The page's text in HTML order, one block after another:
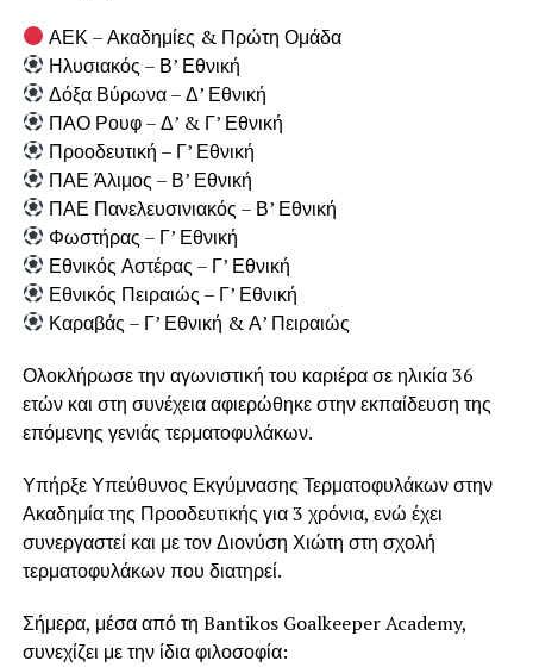
ΑΕΚ – Ακαδημίες & Πρώτη Ομάδα
Ηλυσιακός – Β’ Εθνική
Δόξα Βύρωνα – Δ’ Εθνική
ΠΑΟ Ρουφ – Δ’ & Γ’ Εθνική
Προοδευτική – Γ’ Εθνική
ΠΑΕ Άλιμος – Β’ Εθνική
ΠΑΕ Πανελευσινιακός – Β’ Εθνική
Φωστήρας – Γ’ Εθνική
Εθνικός Αστέρας – Γ’ Εθνική
Εθνικός Πειραιώς – Γ’ Εθνική
Καραβάς – Γ’ Εθνική & Α’ Πειραιώς
Ολοκλήρωσε την αγωνιστική του καριέρα σε ηλικία 36
ετών και στη συνέχεια αφιερώθηκε στην εκπαίδευση της
επόμενης γενιάς τερματοφυλάκων.
Υπήρξε Υπεύθυνος Εκγύμνασης Τερματοφυλάκων στην
Ακαδημία της Προοδευτικής για 3 χρόνια, ενώ έχει
συνεργαστεί και με τον Διονύση Χιώτη στη σχολή
τερματοφυλάκων που διατηρεί.
Σήμερα, μέσα από τη Bantikos Goalkeeper Academy,
συνεχίζει με την ίδια φιλοσοφία: